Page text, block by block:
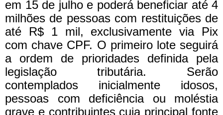
em 15 de julho e poderá beneficiar até 4
milhões de pessoas com restituições de
até R$ 1 mil, exclusivamente via Pix
com chave CPF. O primeiro lote seguirá
a ordem de prioridades definida pela
legislação tributária. Serão
contemplados inicialmente idosos,
pessoas com deficiência ou moléstia
grave e contribuintes cuja principal fonte